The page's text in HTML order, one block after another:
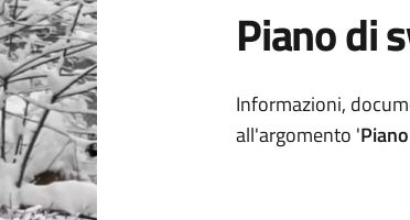
Piano di
Dettagli
Informazioni,
all'argomento '